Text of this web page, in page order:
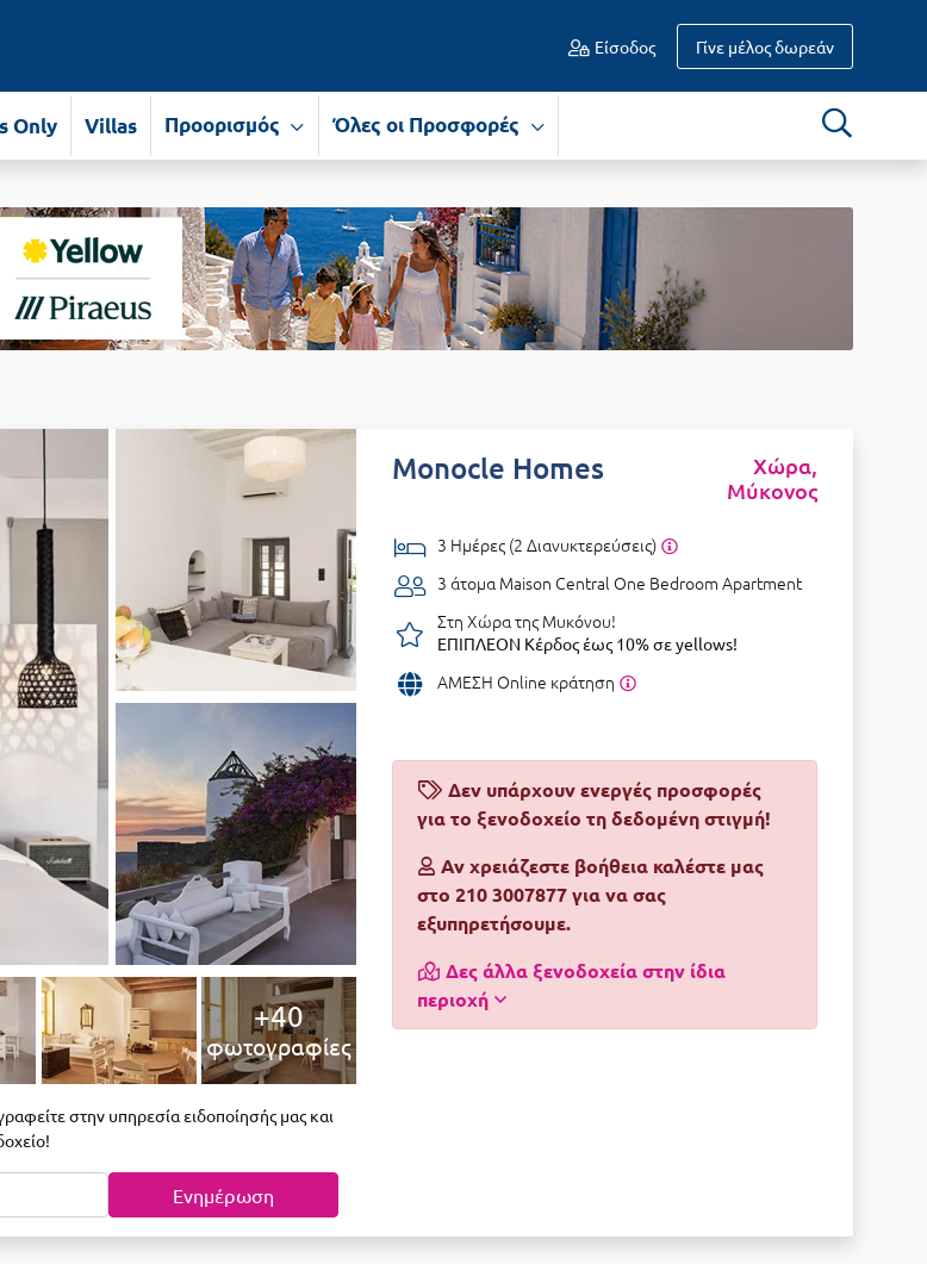
Είσοδος Γίνε μέλος δωρεάν
Only Villas Προορισμός Όλες οι Προσφορές
+40
φωτογραφίες
στην υπηρεσία ειδοποίησής μας και
Ενημέρωση
Monocle Homes
Χώρα,
Μύκονος
3 Ημέρες (2 Διανυκτερεύσεις)
3 άτομα Maison Central One Bedroom Apartment
Στη Χώρα της Μυκόνου!
ΕΠΙΠΛΕΟΝ Κέρδος έως 10% σε yellows!
ΑΜΕΣΗ Online κράτηση
Δεν υπάρχουν ενεργές προσφορές
για το ξενοδοχείο τη δεδομένη στιγμή!
Αν χρειάζεστε βοήθεια καλέστε μας
στο 210 3007877 για να σας
εξυπηρετήσουμε.
Δες άλλα ξενοδοχεία στην ίδια
περιοχή